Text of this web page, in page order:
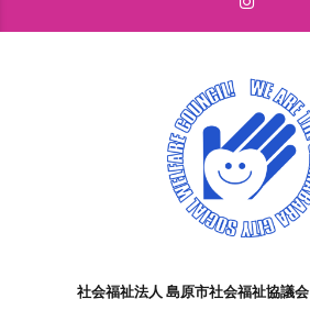
社会福祉法人 島原市社会福祉協議会